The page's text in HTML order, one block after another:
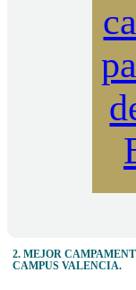
2. MEJOR
CAMPUS VALENCIA.